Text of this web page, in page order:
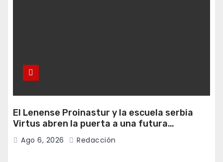
El Lenense Proinastur y la escuela serbia
Virtus abren la puerta a una futura
colaboración internacional
Ago 6, 2026 Redacción